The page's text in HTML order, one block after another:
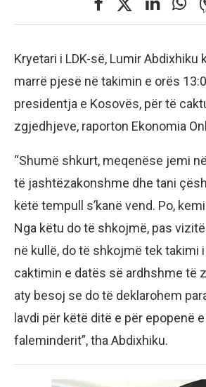
Kryetari i LDK-së, Lumir Abdixhiku
marrë pjesë në takimin e orës
presidentja e Kosovës, për të
zgjedhjeve, raporton Ekonomia
“Shumë shkurt, meqenëse jemi
të jashtëzakonshme dhe tani
këtë tempull s’kanë vend. Po,
Nga këtu do të shkojmë, pas
në kullë, do të shkojmë tek takimi
caktimin e datës së ardhshme të
aty besoj se do të deklarohem
lavdi për këtë ditë e për epopenë
faleminderit”, tha Abdixhiku.